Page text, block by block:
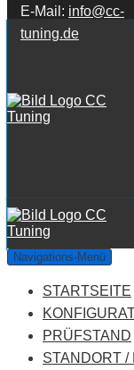
Zum Inhalt springen
E-Mail: info@cc-
tuning.de
Navigations-Menü
STARTSEITE
PRÜFSTAND
STANDORT /
Hyundai
Leistung:184 PS
Drehmoment: 400
Motortyp:Diesel
PREIS